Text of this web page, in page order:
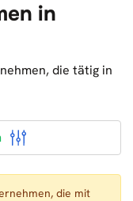
in
die tätig in
die mit